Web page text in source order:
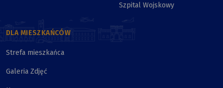
Szpital Wojskowy
DLA MIESZKAŃCÓW
Strefa mieszkańca
Galeria Zdjęć